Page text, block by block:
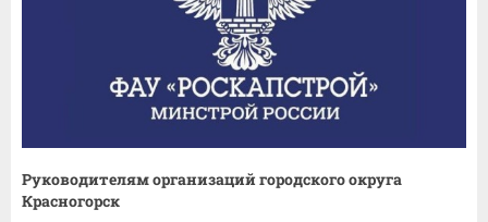
Руководителям организаций городского округа
Красногорск